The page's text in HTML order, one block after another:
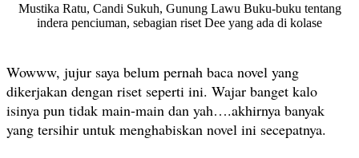
Mustika Ratu, Candi Sukuh, Gunung Lawu Buku-buku tentang
indera penciuman, sebagian riset Dee yang ada di kolase
Wowww, jujur saya belum pernah baca novel yang
dikerjakan dengan riset seperti ini. Wajar banget kalo
isinya pun tidak main-main dan yah….akhirnya banyak
yang tersihir untuk menghabiskan novel ini secepatnya.